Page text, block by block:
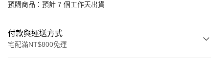
預購商品：預計 7 個工作天出貨
付款與運送方式
宅配滿NT$800免運